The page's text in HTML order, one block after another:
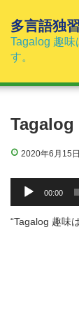
へ
多言語独
Tagalog 趣
す。
Tagalog
2020年6月15日
プ
00:00
“Tagalog 趣味